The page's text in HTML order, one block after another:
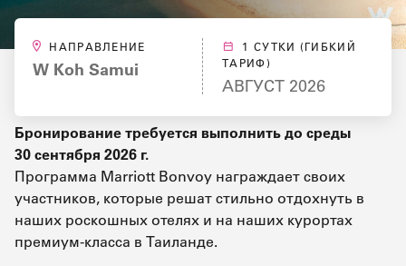
НАПРАВЛЕНИЕ
W Koh Samui
1 СУТКИ (ГИБКИЙ
ТАРИФ)
АВГУСТ 2026
Бронирование требуется выполнить до среды
30 сентября 2026 г.
Программа Marriott Bonvoy награждает своих
участников, которые решат стильно отдохнуть в
наших роскошных отелях и на наших курортах
премиум-класса в Таиланде.